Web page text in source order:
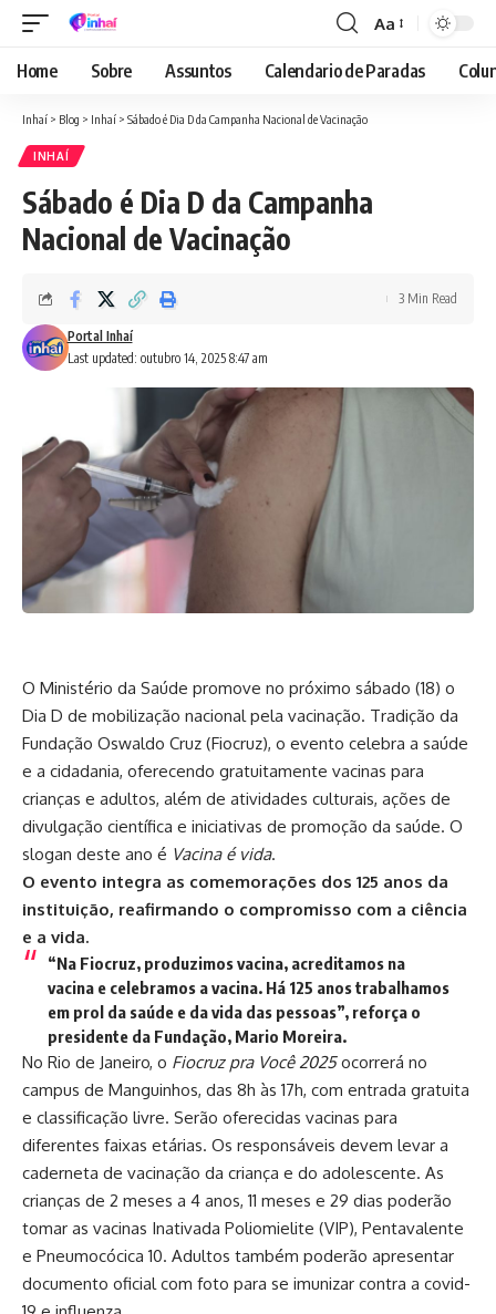
Font
Resizer
Aa
Home Sobre Assuntos Calendario de Paradas
Inhaí > Blog > Inhaí > Sábado é Dia D da Campanha Nacional de Vacinação
INHAÍ
Sábado é Dia D da Campanha
Nacional de Vacinação
Last updated: outubro 14, 2025 8:47 am
Portal Inhaí
3 Min Read
O Ministério da Saúde promove no próximo sábado (18) o
Dia D de mobilização nacional pela vacinação. Tradição da
Fundação Oswaldo Cruz (Fiocruz), o evento celebra a saúde
e a cidadania, oferecendo gratuitamente vacinas para
crianças e adultos, além de atividades culturais, ações de
divulgação científica e iniciativas de promoção da saúde. O
slogan deste ano é Vacina é vida.
O evento integra as comemorações dos 125 anos da
instituição, reafirmando o compromisso com a ciência
e a vida.
“Na Fiocruz, produzimos vacina, acreditamos na
vacina e celebramos a vacina. Há 125 anos trabalhamos
em prol da saúde e da vida das pessoas”, reforça o
presidente da Fundação, Mario Moreira.
No Rio de Janeiro, o Fiocruz pra Você 2025ocorrerá no
campus de Manguinhos, das 8h às 17h, com entrada gratuita
e classificação livre. Serão oferecidas vacinas para
diferentes faixas etárias. Os responsáveis devem levar a
caderneta de vacinação da criança e do adolescente. As
crianças de 2 meses a 4 anos, 11 meses e 29 dias poderão
tomar as vacinas Inativada Poliomielite (VIP), Pentavalente
e Pneumocócica 10. Adultos também poderão apresentar
documento oficial com foto para se imunizar contra a covid-